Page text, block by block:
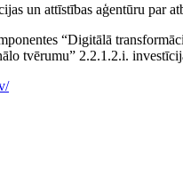
un attīstības aģentūru par
“Digitālā
tvērumu” 2.2.1.2.i.